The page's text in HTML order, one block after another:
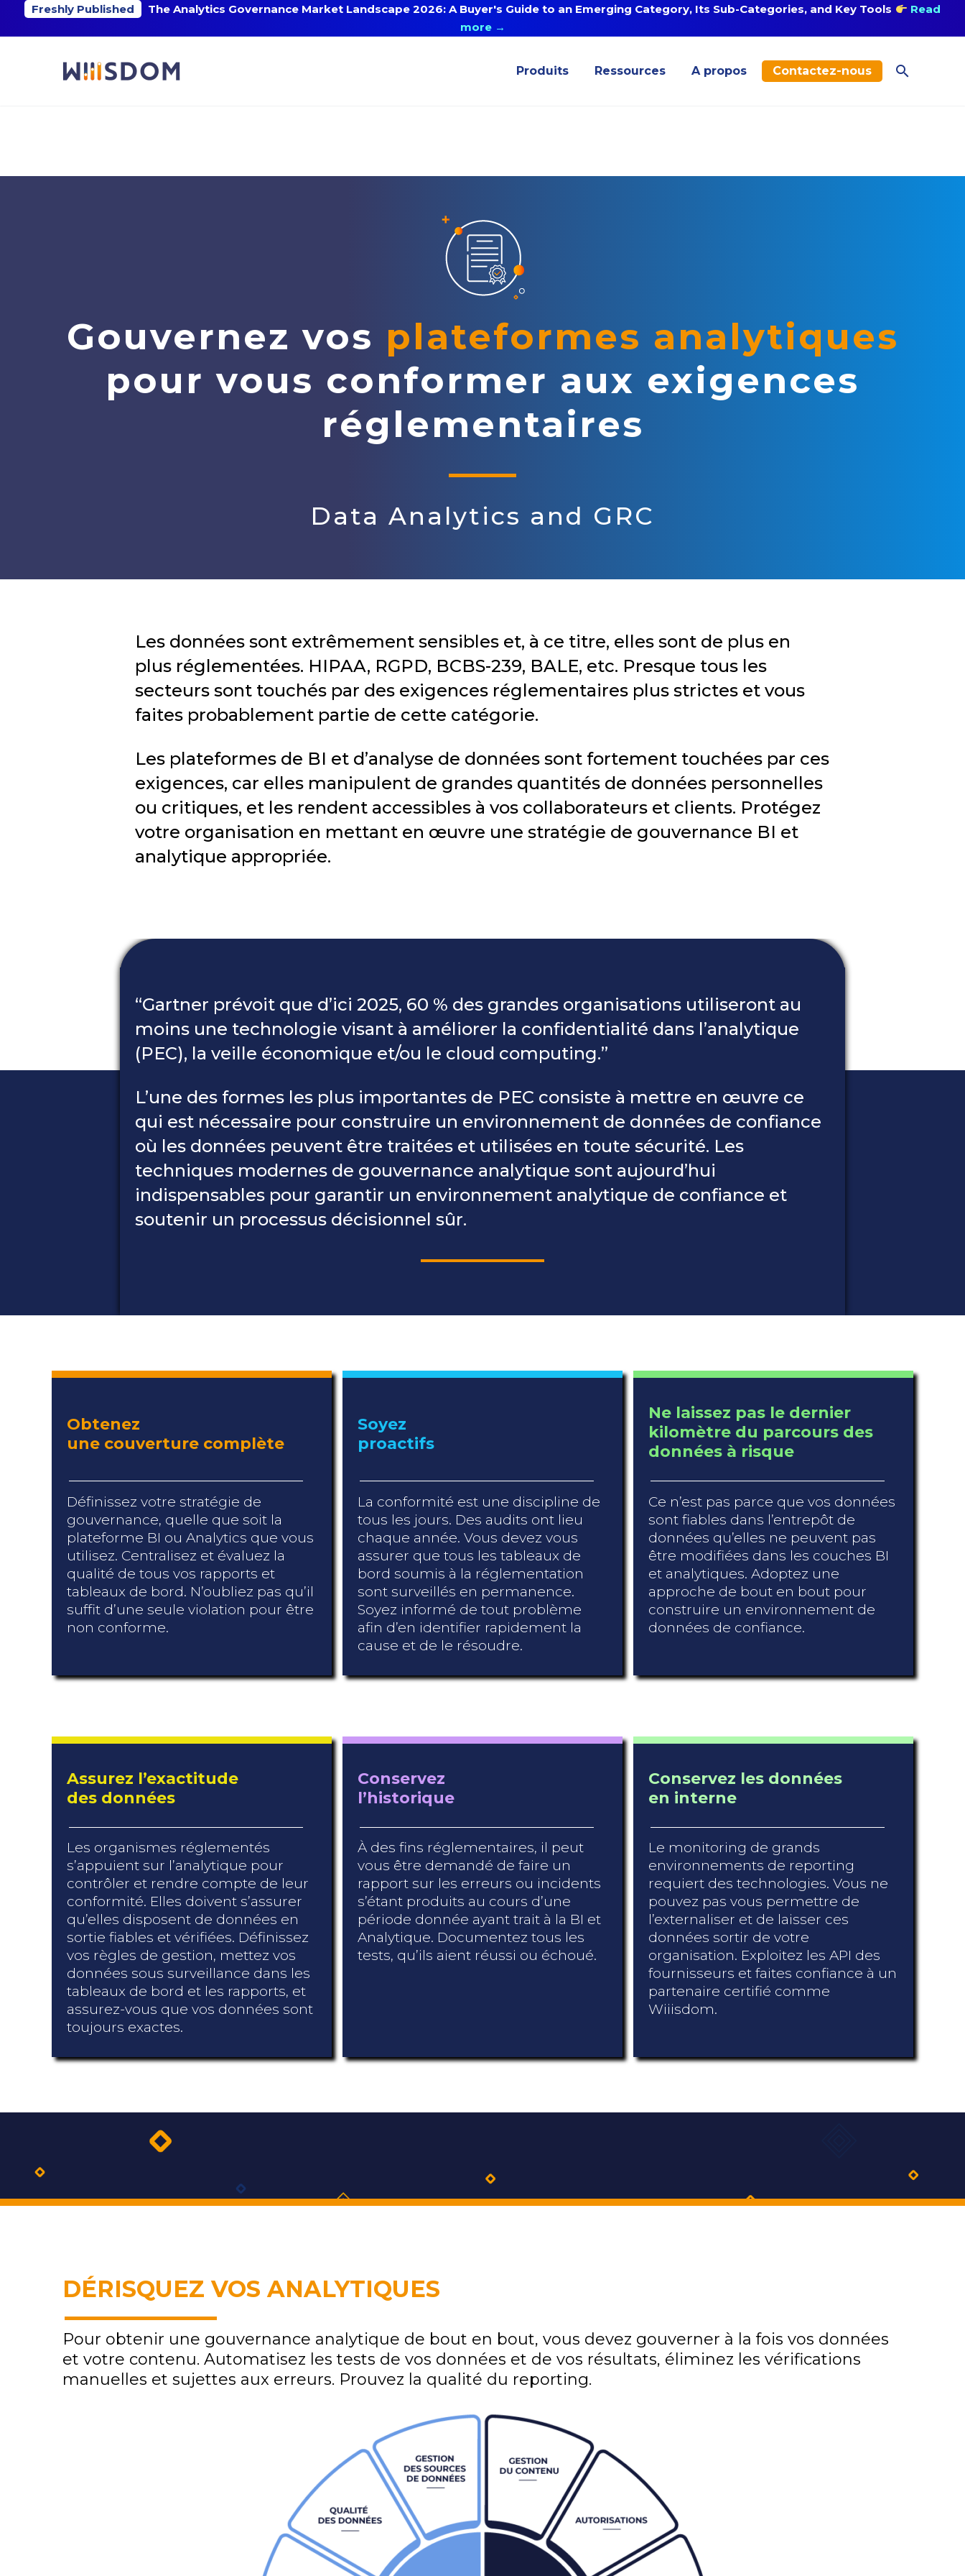
Freshly Published The Analytics Governance Market Landscape 2026: A Buyer's Guide to an Emerging Category, Its Sub-Categories, and Key Tools
Read
more →
Produits Ressources A propos Contactez-nous
Gouvernez vos plateformes analytiques
pour vous conformer aux exigences
réglementaires
Data Analytics and GRC
Les données sont extrêmement sensibles et, à ce titre, elles sont de plus en
plus réglementées. HIPAA, RGPD, BCBS-239, BALE, etc. Presque tous les
secteurs sont touchés par des exigences réglementaires plus strictes et vous
faites probablement partie de cette catégorie.
Les plateformes de BI et d’analyse de données sont fortement touchées par ces
exigences, car elles manipulent de grandes quantités de données personnelles
ou critiques, et les rendent accessibles à vos collaborateurs et clients. Protégez
votre organisation en mettant en œuvre une stratégie de gouvernance BI et
analytique appropriée.
“Gartner prévoit que d’ici 2025, 60 % des grandes organisations utiliseront au
moins une technologie visant à améliorer la confidentialité dans l’analytique
(PEC), la veille économique et/ou le cloud computing.”
L’une des formes les plus importantes de PEC consiste à mettre en œuvre ce
qui est nécessaire pour construire un environnement de données de confiance
où les données peuvent être traitées et utilisées en toute sécurité. Les
techniques modernes de gouvernance analytique sont aujourd’hui
indispensables pour garantir un environnement analytique de confiance et
soutenir un processus décisionnel sûr.
Obtenez
une couverture complète
Définissez votre stratégie de
gouvernance, quelle que soit la
plateforme BI ou Analytics que vous
utilisez. Centralisez et évaluez la
qualité de tous vos rapports et
tableaux de bord. N’oubliez pas qu’il
suffit d’une seule violation pour être
non conforme.
Soyez
proactifs
La conformité est une discipline de
tous les jours. Des audits ont lieu
chaque année. Vous devez vous
assurer que tous les tableaux de
bord soumis à la réglementation
sont surveillés en permanence.
Soyez informé de tout problème
afin d’en identifier rapidement la
cause et de le résoudre.
Ne laissez pas le dernier
kilomètre du parcours des
données à risque
Ce n’est pas parce que vos données
sont fiables dans l’entrepôt de
données qu’elles ne peuvent pas
être modifiées dans les couches BI
et analytiques. Adoptez une
approche de bout en bout pour
construire un environnement de
données de confiance.
Assurez l’exactitude
des données
Les organismes réglementés
s’appuient sur l’analytique pour
contrôler et rendre compte de leur
conformité. Elles doivent s’assurer
qu’elles disposent de données en
sortie fiables et vérifiées. Définissez
vos règles de gestion, mettez vos
données sous surveillance dans les
tableaux de bord et les rapports, et
assurez-vous que vos données sont
toujours exactes.
Conservez
l’historique
À des fins réglementaires, il peut
vous être demandé de faire un
rapport sur les erreurs ou incidents
s’étant produits au cours d’une
période donnée ayant trait à la BI et
Analytique. Documentez tous les
tests, qu’ils aient réussi ou échoué.
Conservez les données
en interne
Le monitoring de grands
environnements de reporting
requiert des technologies. Vous ne
pouvez pas vous permettre de
l’externaliser et de laisser ces
données sortir de votre
organisation. Exploitez les API des
fournisseurs et faites confiance à un
partenaire certifié comme
Wiiisdom.
DÉRISQUEZ VOS ANALYTIQUES
Pour obtenir une gouvernance analytique de bout en bout, vous devez gouverner à la fois vos données
et votre contenu. Automatisez les tests de vos données et de vos résultats, éliminez les vérifications
manuelles et sujettes aux erreurs. Prouvez la qualité du reporting.